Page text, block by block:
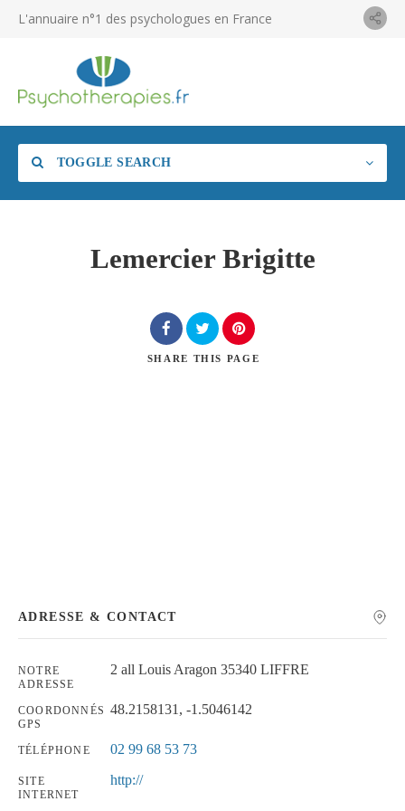
L'annuaire n°1 des psychologues en France
TOGGLE SEARCH
Lemercier Brigitte
SHARE THIS PAGE
ADRESSE & CONTACT
NOTRE
ADRESSE
2 all Louis Aragon 35340 LIFFRE
COORDONNÉS
GPS
48.2158131, -1.5046142
TÉLÉPHONE 02 99 68 53 73
SITE
INTERNET
http://